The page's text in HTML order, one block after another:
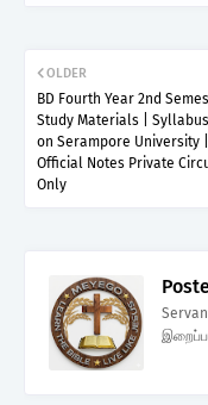
OLDER
BD Fourth Year 2nd
Study Materials |
on Serampore University
Official Notes Private
Only